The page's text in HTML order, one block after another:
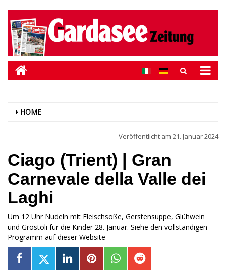
HOME
Veröffentlicht am 21. Januar 2024
Ciago (Trient) | Gran
Carnevale della Valle dei
Laghi
Um 12 Uhr Nudeln mit Fleischsoße, Gerstensuppe, Glühwein
und Grostoli für die Kinder 28. Januar. Siehe den vollständigen
Programm auf dieser Website